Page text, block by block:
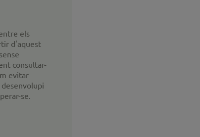
els
d'aquest
consultar-
evitar
se.